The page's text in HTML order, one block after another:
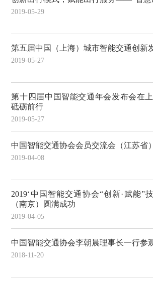
2019-05-29
第五届中国（上海）城市智能交通创新
2019-05-27
第十四届中国智能交通年会发布会在
砥砺前行
2019-05-27
中国智能交通协会会员交流会（江苏省
2019-04-08
2019‘中国智能交通协会“创新·赋能”
（南京）圆满成功
2019-04-05
中国智能交通协会李朝晨理事长一行参
2018-11-20